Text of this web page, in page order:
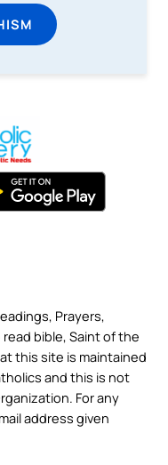
Prayers,
bible, Saint of the
this site is maintained
and this is not
For any
address given